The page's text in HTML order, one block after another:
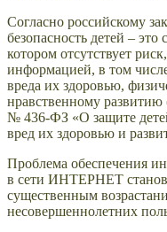
Согласно российскому
безопасность детей –
котором отсутствует
информацией, в том
вреда их здоровью,
нравственному
№ 436-ФЗ «О защите
вред их здоровью и
Проблема обеспечения
в сети ИНТЕРНЕТ
существенным
несовершеннолетних